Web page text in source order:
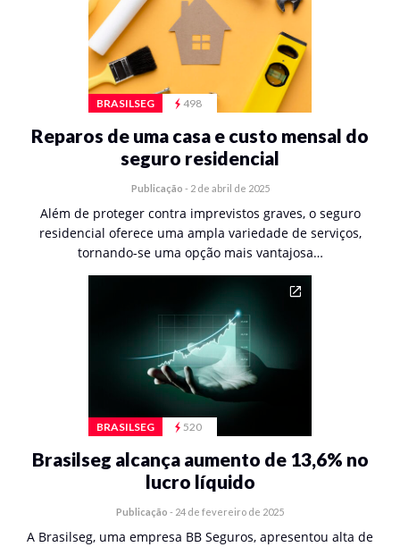
BRASILSEG 498
Reparos de uma casa e custo mensal do
seguro residencial
Publicação - 2 de abril de 2025
Além de proteger contra imprevistos graves, o seguro
residencial oferece uma ampla variedade de serviços,
tornando-se uma opção mais vantajosa…
BRASILSEG 520
Brasilseg alcança aumento de 13,6% no
lucro líquido
Publicação - 24 de fevereiro de 2025
A Brasilseg, uma empresa BB Seguros, apresentou alta de